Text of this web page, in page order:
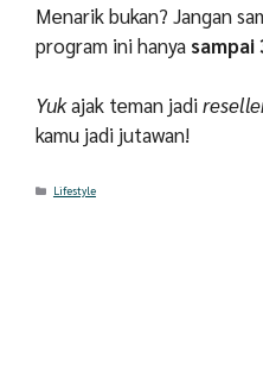
Menarik bukan? Jangan
program ini hanya
Yukajak teman jadi
kamu jadi jutawan!
Categories
Lifestyle